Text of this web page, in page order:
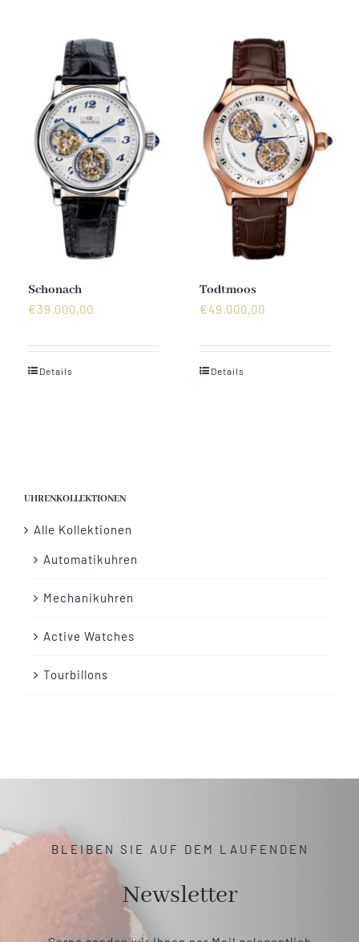
Active Watches
Tourbillons
Vertrag widerrufen
Schonach
€39.000,00
Details
Todtmoos
€49.000,00
Details
UHRENKOLLEKTIONEN
Alle Kollektionen
Automatikuhren
Mechanikuhren
Active Watches
Tourbillons
BLEIBEN SIE AUF DEM LAUFENDEN
Newsletter